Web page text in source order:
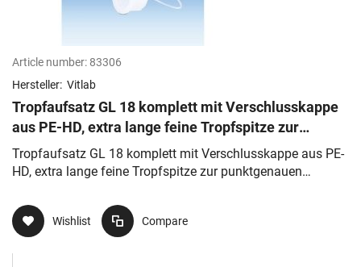
Article number: 83306
Hersteller: Vitlab
Tropfaufsatz GL 18 komplett mit Verschlusskappe
aus PE-HD, extra lange feine Tropfspitze zur
punktgenauen Dosierung
Tropfaufsatz GL 18 komplett mit Verschlusskappe aus PE-
HD, extra lange feine Tropfspitze zur punktgenauen
Wishlist Compare